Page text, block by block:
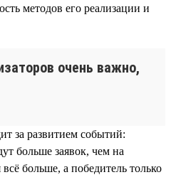
методов его реализации и
очень важно,
за развитием событий:
больше заявок, чем на
больше, а победитель только